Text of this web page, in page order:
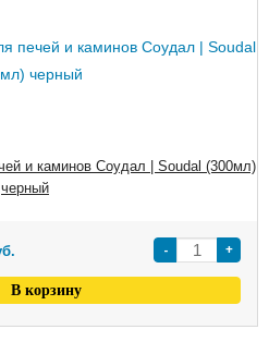
и каминов Соудал | Soudal (300мл)
черный
- +
В корзину